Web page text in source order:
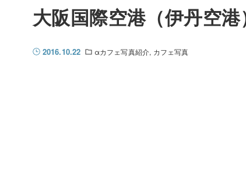
大阪国際空港（伊丹空
2016.10.22 αカフェ写真紹介 カフェ写真